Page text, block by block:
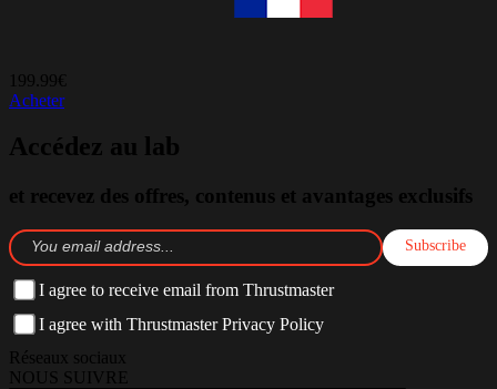
199.99€
Acheter
Accédez au lab
et recevez des offres, contenus et avantages exclusifs
Subscribe
I agree to receive email from Thrustmaster
I agree with Thrustmaster Privacy Policy
Réseaux sociaux
NOUS SUIVRE